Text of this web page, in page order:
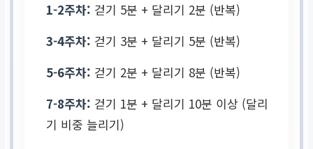
1-2주차: 걷기 5분 + 달리기 2분 (반복)
3-4주차: 걷기 3분 + 달리기 5분 (반복)
5-6주차: 걷기 2분 + 달리기 8분 (반복)
7-8주차: 걷기 1분 + 달리기 10분 이상 (달리
기 비중 늘리기)